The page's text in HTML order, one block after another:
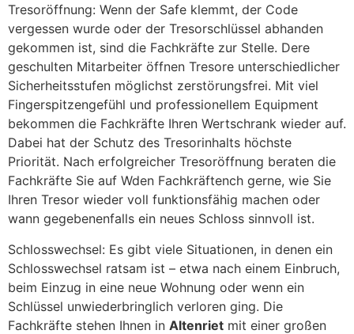
Tresoröffnung: Wenn der Safe klemmt, der Code
vergessen wurde oder der Tresorschlüssel abhanden
gekommen ist, sind die Fachkräfte zur Stelle. Dere
geschulten Mitarbeiter öffnen Tresore unterschiedlicher
Sicherheitsstufen möglichst zerstörungsfrei. Mit viel
Fingerspitzengefühl und professionellem Equipment
bekommen die Fachkräfte Ihren Wertschrank wieder auf.
Dabei hat der Schutz des Tresorinhalts höchste
Priorität. Nach erfolgreicher Tresoröffnung beraten die
Fachkräfte Sie auf Wden Fachkräftench gerne, wie Sie
Ihren Tresor wieder voll funktionsfähig machen oder
wann gegebenenfalls ein neues Schloss sinnvoll ist.
Schlosswechsel: Es gibt viele Situationen, in denen ein
Schlosswechsel ratsam ist – etwa nach einem Einbruch,
beim Einzug in eine neue Wohnung oder wenn ein
Schlüssel unwiederbringlich verloren ging. Die
Fachkräfte stehen Ihnen in Altenriet mit einer großen